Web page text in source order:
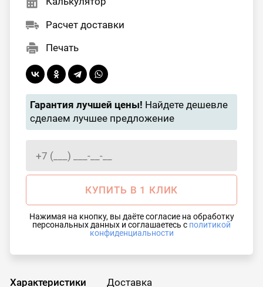
Расчет доставки
Печать
Гарантия лучшей цены! Найдете дешевле
сделаем лучшее предложение
КУПИТЬ В 1 КЛИК
Нажимая на кнопку, вы даёте согласие на обработку
персональных данных и соглашаетесь с политикой
конфиденциальности
Характеристики Доставка